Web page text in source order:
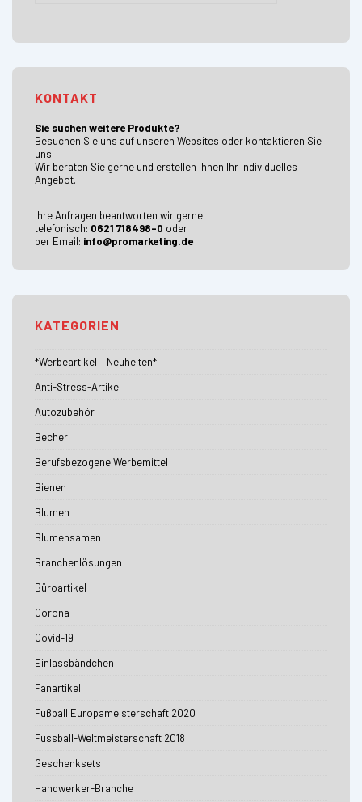
KONTAKT
Sie suchen weitere Produkte?
Besuchen Sie uns auf unseren Websites oder kontaktieren Sie
uns!
Wir beraten Sie gerne und erstellen Ihnen Ihr individuelles
Angebot.
Ihre Anfragen beantworten wir gerne
telefonisch: 0621 718498-0 oder
per Email: info@promarketing.de
KATEGORIEN
*Werbeartikel – Neuheiten*
Anti-Stress-Artikel
Autozubehör
Becher
Berufsbezogene Werbemittel
Bienen
Blumen
Blumensamen
Branchenlösungen
Büroartikel
Corona
Covid-19
Einlassbändchen
Fanartikel
Fußball Europameisterschaft 2020
Fussball-Weltmeisterschaft 2018
Geschenksets
Handwerker-Branche